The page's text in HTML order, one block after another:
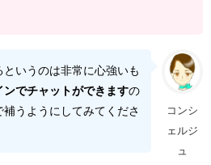
コンシ
ェルジ
ュ
いうのは非常に心強いも
ンでチャットができますの
うようにしてみてくださ